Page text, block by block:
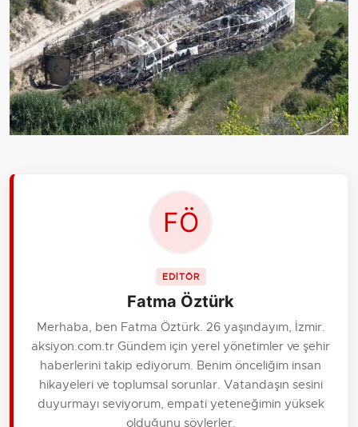
EDİTÖR
Fatma Öztürk
Merhaba, ben Fatma Öztürk. 26 yaşındayım, İzmir.
aksiyon.com.tr Gündem için yerel yönetimler ve şehir
haberlerini takip ediyorum. Benim önceliğim insan
hikayeleri ve toplumsal sorunlar. Vatandaşın sesini
duyurmayı seviyorum, empati yeteneğimin yüksek
olduğunu söylerler.